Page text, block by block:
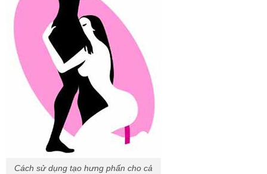
Cách sử dụng tạo hưng phấn cho cả